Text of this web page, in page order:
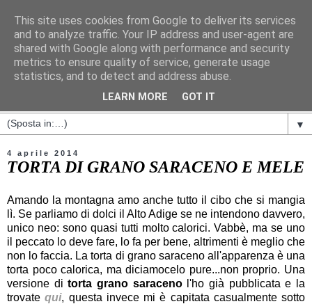
▼
4 aprile 2014
TORTA DI GRANO SARACENO E MELE
Amando la montagna amo anche tutto il cibo che si mangia
lì. Se parliamo di dolci il Alto Adige se ne intendono davvero,
unico neo: sono quasi tutti molto calorici. Vabbè, ma se uno
il peccato lo deve fare, lo fa per bene, altrimenti è meglio che
non lo faccia. La torta di grano saraceno all'apparenza è una
torta poco calorica, ma diciamocelo pure...non proprio. Una
versione ditorta grano saracenol'ho già pubblicata e la
trovatequi, questa invece mi è capitata casualmente sotto
This site uses cookies from Google to deliver its services
and to analyze traffic. Your IP address and user-agent are
shared with Google along with performance and security
metrics to ensure quality of service, generate usage
statistics, and to detect and address abuse.
LEARN MORE GOT IT